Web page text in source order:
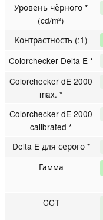
Уровень чёрного *
(cd/m²)
Контрастность (:1)
Colorchecker Delta E *
Colorchecker dE 2000
max. *
Colorchecker dE 2000
calibrated *
Delta E для серого *
Гамма
CCT